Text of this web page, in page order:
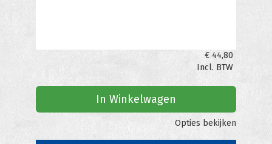
€ 44,80
Incl. BTW
In Winkelwagen
Opties bekijken